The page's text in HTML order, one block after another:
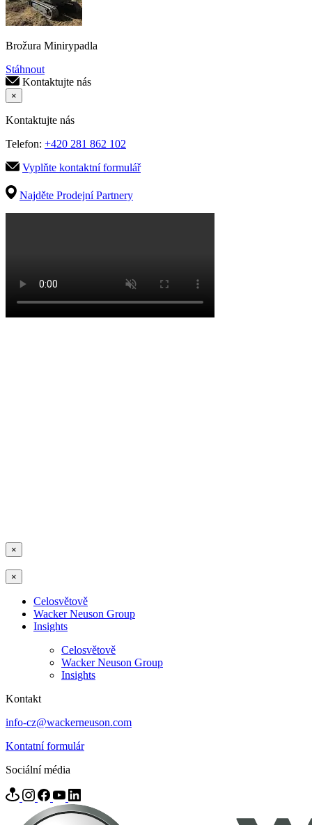
Brožura Minirypadla
Stáhnout
Kontaktujte nás
×
Kontaktujte nás
Telefon: +420 281 862 102
Vyplňte kontaktní formulář
Najděte Prodejní Partnery
×
×
Celosvětově
Wacker Neuson Group
Insights
Celosvětově
Wacker Neuson Group
Insights
Kontakt
info-cz@wackerneuson.com
Kontatní formulár
Sociální média